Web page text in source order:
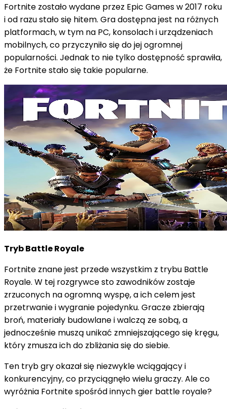
Fortnite zostało wydane przez Epic Games w 2017 roku
i od razu stało się hitem. Gra dostępna jest na różnych
platformach, w tym na PC, konsolach i urządzeniach
mobilnych, co przyczyniło się do jej ogromnej
popularności. Jednak to nie tylko dostępność sprawiła,
że Fortnite stało się takie popularne.
Tryb Battle Royale
Fortnite znane jest przede wszystkim z trybu Battle
Royale. W tej rozgrywce sto zawodników zostaje
zrzuconych na ogromną wyspę, a ich celem jest
przetrwanie i wygranie pojedynku. Gracze zbierają
broń, materiały budowlane i walczą ze sobą, a
jednocześnie muszą unikać zmniejszającego się kręgu,
który zmusza ich do zbliżania się do siebie.
Ten tryb gry okazał się niezwykle wciągający i
konkurencyjny, co przyciągnęło wielu graczy. Ale co
wyróżnia Fortnite spośród innych gier battle royale?